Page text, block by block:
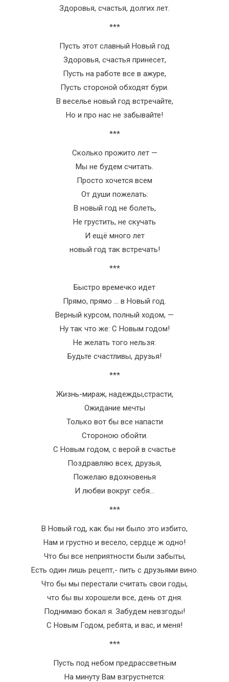
Здоровья, счастья, долгих лет.
***
Пусть этот славный Новый год
Здоровья, счастья принесет,
Пусть на работе все в ажуре,
Пусть стороной обходят бури.
В веселье новый год встречайте,
Но и про нас не забывайте!
***
Сколько прожито лет —
Мы не будем считать.
Просто хочется всем
От души пожелать:
В новый год не болеть,
Не грустить, не скучать
И ещё много лет
новый год так встречать!
***
Быстро времечко идет
Прямо, прямо … в Новый год.
Верный курсом, полный ходом, —
Ну так что же: С Новым годом!
Не желать того нельзя:
Будьте счастливы, друзья!
***
Жизнь-мираж, надежды,страсти,
Ожидание мечты
Только вот бы все напасти
Стороною обойти.
С Новым годом, с верой в счастье
Поздравляю всех, друзья,
Пожелаю вдохновенья
И любви вокруг себя…
***
В Новый год, как бы ни было это избито,
Нам и грустно и весело, сердце ж одно!
Что бы все неприятности были забыты,
Есть один лишь рецепт,- пить с друзьями вино.
Что бы мы перестали считать свои годы,
что бы вы хорошели все, день от дня.
Поднимаю бокал я. Забудем невзгоды!
С Новым Годом, ребята, и вас, и меня!
***
Пусть под небом предрассветным
На минуту Вам взгрустнется: